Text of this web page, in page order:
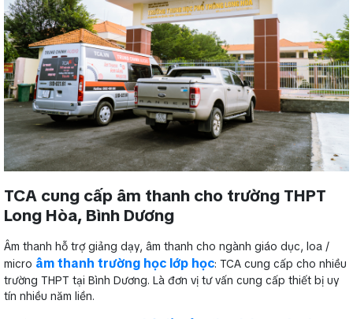
TCA cung cấp âm thanh cho trường THPT
Long Hòa, Bình Dương
Âm thanh hỗ trợ giảng dạy, âm thanh cho ngành giáo dục, loa /
micro âm thanh trường học lớp học: TCA cung cấp cho nhiều
trường THPT tại Bình Dương. Là đơn vị tư vấn cung cấp thiết bị uy
tín nhiều năm liền.